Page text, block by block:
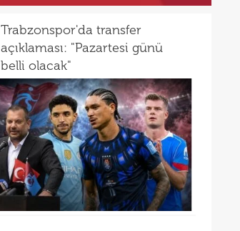
Trabzonspor'da transfer
açıklaması: "Pazartesi günü
belli olacak"